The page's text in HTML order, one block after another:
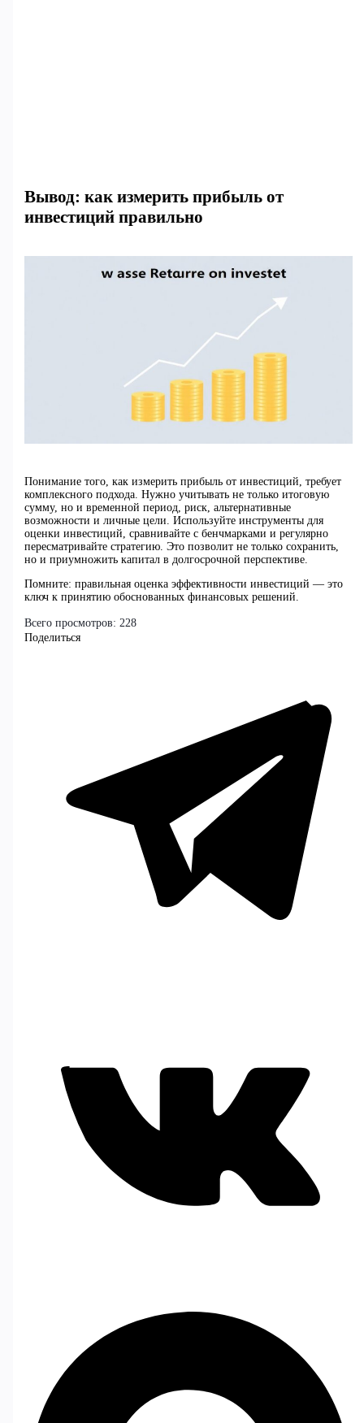
Вывод: как измерить прибыль от
инвестиций правильно
Понимание того, как измерить прибыль от инвестиций, требует
комплексного подхода. Нужно учитывать не только итоговую
сумму, но и временной период, риск, альтернативные
возможности и личные цели. Используйте инструменты для
оценки инвестиций, сравнивайте с бенчмарками и регулярно
пересматривайте стратегию. Это позволит не только сохранить,
но и приумножить капитал в долгосрочной перспективе.
Помните: правильная оценка эффективности инвестиций — это
ключ к принятию обоснованных финансовых решений.
Всего просмотров: 228
Поделиться